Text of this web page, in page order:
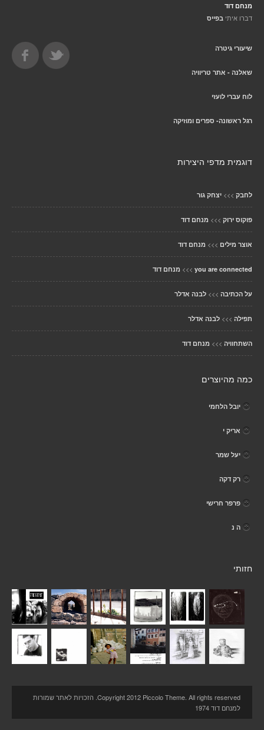
מנחם דוד
דברו איתי בפייס
שיעורי גיטרה
שאלנה - אתר טריוויה
לוח עברי לועזי
רגל ראשונה- ספרים ומוזיקה
דוגמית מדפי היצירות
לחבק >>> יצחק גור
פוקוס ירוק >>> מנחם דוד
אוצר מילים >>> מנחם דוד
you are connected
>>> מנחם דוד
על הכתיבה >>> לבנה אדלר
תפילה >>> לבנה אדלר
השתחוויה >>> מנחם דוד
כמה מהיוצרים
יובל הלחמי
אריק י
יעל שמר
רק דקה
פרפר חרישי
ה נ
חזותי
Copyright 2012 Piccolo Theme. All rights reserved. הזכויות לאתר שמורות
למנחם דוד 1974